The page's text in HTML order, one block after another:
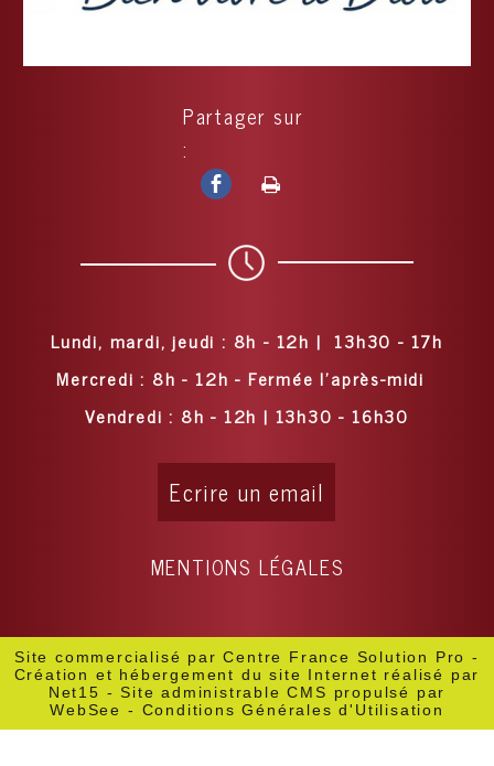
Partager sur
:
Lundi, mardi, jeudi : 8h - 12h | 13h30 - 17h
Mercredi : 8h - 12h - Fermée l'après-midi
Vendredi : 8h - 12h | 13h30 - 16h30
Ecrire un email
MENTIONS LÉGALES
Site commercialisé par Centre France Solution Pro -
Création et hébergement du site Internet réalisé par
Net15 -Site administrable CMS propulsé par
WebSee - Conditions Générales d'Utilisation